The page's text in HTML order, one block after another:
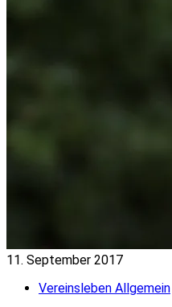
11. September 2017
Vereinsleben Allgemein